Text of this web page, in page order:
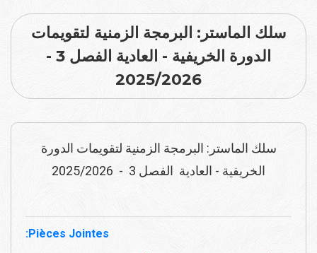
سلك الماستر: البرمجة الزمنية لتقويمات
الدورة الخريفية - العادية الفصل 3 -
2025/2026
سلك الماستر: البرمجة الزمنية لتقويمات الدورة
الخريفية - العادية الفصل 3 - 2025/2026
Pièces Jointes: